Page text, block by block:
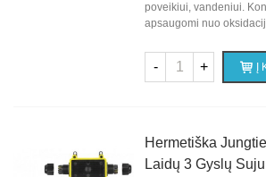
poveikiui, vandeniui.
apsaugomi nuo
- +
Hermetiška
Laidų 3 Gyslų